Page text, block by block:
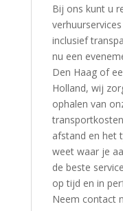
Bij ons kunt u
inclusief
nu een
Den Haag of
Holland, wij
ophalen van
afstand en het
weet waar je
de beste
op tijd en in
Neem contact